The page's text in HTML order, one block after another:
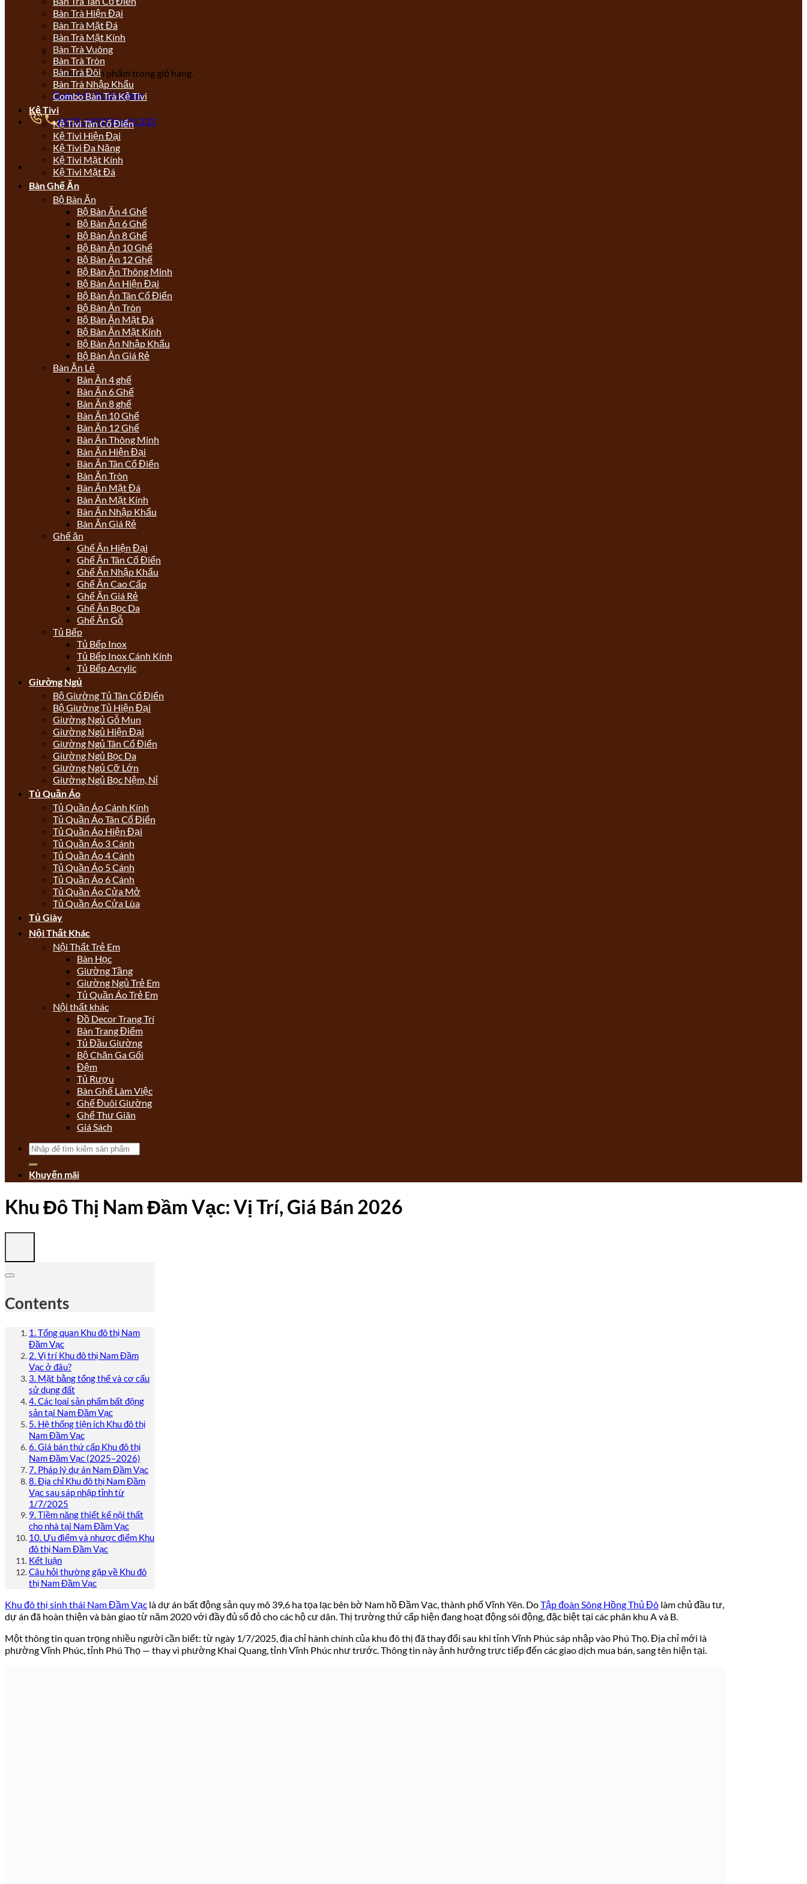
Chưa có sản phẩm trong giỏ hàng.
Quay trở lại cửa hàng
HOTLINE0934.605.333
Bàn Trà Hiện Đại
Bàn Trà Mặt Đá
Bàn Trà Mặt Kính
Bàn Trà Vuông
Bàn Trà Tròn
Bàn Trà Đôi
Bàn Trà Nhập Khẩu
Combo Bàn Trà Kệ Tivi
Kệ Tivi
Kệ Tivi Tân Cổ Điển
Kệ Tivi Hiện Đại
Kệ Tivi Đa Năng
Kệ Tivi Mặt Kính
Kệ Tivi Mặt Đá
Bàn Ghế Ăn
Bộ Bàn Ăn
Bộ Bàn Ăn 4 Ghế
Bộ Bàn Ăn 6 Ghế
Bộ Bàn Ăn 8 Ghế
Bộ Bàn Ăn 10 Ghế
Bộ Bàn Ăn 12 Ghế
Bộ Bàn Ăn Thông Minh
Bộ Bàn Ăn Hiện Đại
Bộ Bàn Ăn Tân Cổ Điển
Bộ Bàn Ăn Tròn
Bộ Bàn Ăn Mặt Đá
Bộ Bàn Ăn Mặt Kính
Bộ Bàn Ăn Nhập Khẩu
Bộ Bàn Ăn Giá Rẻ
Bàn Ăn Lẻ
Bàn Ăn 4 ghế
Bàn Ăn 6 Ghế
Bàn Ăn 8 ghế
Bàn Ăn 10 Ghế
Bàn Ăn 12 Ghế
Bàn Ăn Thông Minh
Bàn Ăn Hiện Đại
Bàn Ăn Tân Cổ Điển
Bàn Ăn Tròn
Bàn Ăn Mặt Đá
Bàn Ăn Mặt Kính
Bàn Ăn Nhập Khẩu
Bàn Ăn Giá Rẻ
Ghế ăn
Ghế Ăn Hiện Đại
Ghế Ăn Tân Cổ Điển
Ghế Ăn Nhập Khẩu
Ghế Ăn Cao Cấp
Ghế Ăn Giá Rẻ
Ghế Ăn Bọc Da
Ghế Ăn Gỗ
Tủ Bếp
Tủ Bếp Inox
Tủ Bếp Inox Cánh Kính
Tủ Bếp Acrylic
Giường Ngủ
Bộ Giường Tủ Tân Cổ Điển
Bộ Giường Tủ Hiện Đại
Giường Ngủ Gỗ Mun
Giường Ngủ Hiện Đại
Giường Ngủ Tân Cổ Điển
Giường Ngủ Bọc Da
Giường Ngủ Cỡ Lớn
Giường Ngủ Bọc Nệm, Nỉ
Tủ Quần Áo
Tủ Quần Áo Cánh Kính
Tủ Quần Áo Tân Cổ Điển
Tủ Quần Áo Hiện Đại
Tủ Quần Áo 3 Cánh
Tủ Quần Áo 4 Cánh
Tủ Quần Áo 5 Cánh
Tủ Quần Áo 6 Cánh
Tủ Quần Áo Cửa Mở
Tủ Quần Áo Cửa Lùa
Tủ Giày
Nội Thất Khác
Nội Thất Trẻ Em
Bàn Học
Giường Tầng
Giường Ngủ Trẻ Em
Tủ Quần Áo Trẻ Em
Nội thất khác
Đồ Decor Trang Trí
Bàn Trang Điểm
Tủ Đầu Giường
Bộ Chăn Ga Gối
Đệm
Tủ Rượu
Bàn Ghế Làm Việc
Ghế Đuôi Giường
Ghế Thư Giãn
Giá Sách
Tìm
kiếm:
Khuyến mãi
Khu Đô Thị Nam Đầm Vạc: Vị Trí, Giá Bán 2026
Contents
1. Tổng quan Khu đô thị Nam
Đầm Vạc
2. Vị trí Khu đô thị Nam Đầm
Vạc ở đâu?
3. Mặt bằng tổng thể và cơ cấu
sử dụng đất
4. Các loại sản phẩm bất động
sản tại Nam Đầm Vạc
5. Hệ thống tiện ích Khu đô thị
Nam Đầm Vạc
6. Giá bán thứ cấp Khu đô thị
Nam Đầm Vạc (2025–2026)
7. Pháp lý dự án Nam Đầm Vạc
8. Địa chỉ Khu đô thị Nam Đầm
Vạc sau sáp nhập tỉnh từ
1/7/2025
9. Tiềm năng thiết kế nội thất
cho nhà tại Nam Đầm Vạc
10. Ưu điểm và nhược điểm Khu
đô thị Nam Đầm Vạc
Kết luận
Câu hỏi thường gặp về Khu đô
thị Nam Đầm Vạc
Khu đô thị sinh thái Nam Đầm Vạc là dự án bất động sản quy mô 39,6 ha tọa lạc bên bờ Nam hồ Đầm Vạc, thành phố Vĩnh Yên. DoTập đoàn Sông Hồng Thủ Đô làm chủ đầu tư,
dự án đã hoàn thiện và bàn giao từ năm 2020 với đầy đủ sổ đỏ cho các hộ cư dân. Thị trường thứ cấp hiện đang hoạt động sôi động, đặc biệt tại các phân khu A và B.
Một thông tin quan trọng nhiều người cần biết: từ ngày 1/7/2025, địa chỉ hành chính của khu đô thị đã thay đổi sau khi tỉnh Vĩnh Phúc sáp nhập vào Phú Thọ. Địa chỉ mới là
phường Vĩnh Phúc, tỉnh Phú Thọ — thay vì phường Khai Quang, tỉnh Vĩnh Phúc như trước. Thông tin này ảnh hưởng trực tiếp đến các giao dịch mua bán, sang tên hiện tại.